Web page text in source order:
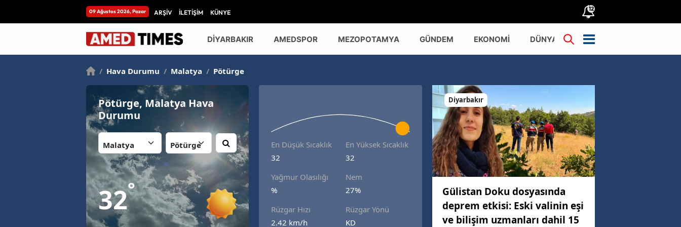
09 Ağustos 2026, Pazar ARŞİV İLETİŞİM KÜNYE 12
DİYARBAKIR AMEDSPOR MEZOPOTAMYA GÜNDEM EKONOMİ DÜNYA TÜRKİYE
/ Hava Durumu / Malatya / Pötürge
Pötürge, Malatya Hava
Durumu
32°
En Düşük Sıcaklık
32
En Yüksek Sıcaklık
32
Yağmur Olasılığı
%
Nem
27%
Rüzgar Hızı
2.42 km/h
Rüzgar Yönü
KD
Diyarbakır
Gülistan Doku dosyasında
deprem etkisi: Eski valinin eşi
ve bilişim uzmanları dahil 15